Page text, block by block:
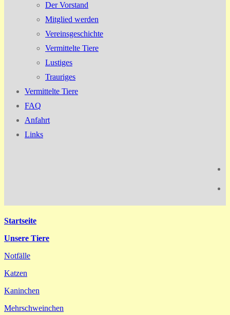
Der Vorstand
Mitglied werden
Vereinsgeschichte
Vermittelte Tiere
Lustiges
Trauriges
Vermittelte Tiere
FAQ
Anfahrt
Links
Startseite
Unsere Tiere
Notfälle
Katzen
Kaninchen
Mehrschweinchen